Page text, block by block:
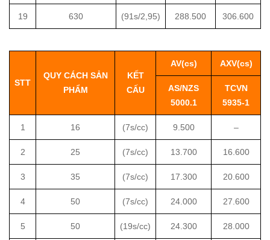
19 630 (91s/2,95) 288.500 306.600
STT
QUY CÁCH SẢN
PHẨM
KẾT
CẤU
AV(cs) AXV(cs)
AS/NZS
5000.1
TCVN
5935-1
1 16 (7s/cc) 9.500 –
2 25 (7s/cc) 13.700 16.600
3 35 (7s/cc) 17.300 20.600
4 50 (7s/cc) 24.000 27.600
5 50 (19s/cc) 24.300 28.000